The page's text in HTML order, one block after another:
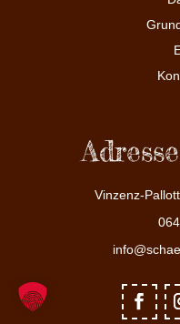
Vinzenz-